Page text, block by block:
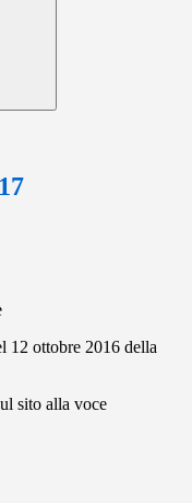
12 ottobre 2016 della
sito alla voce